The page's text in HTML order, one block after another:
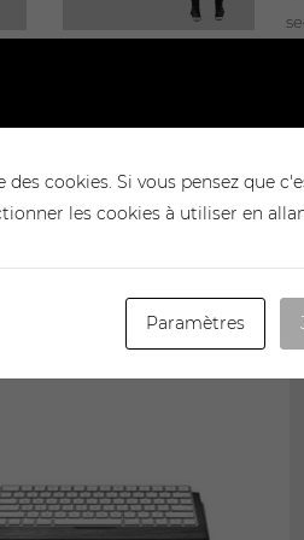
ADD TO CART
cookies. Si vous pensez que
les cookies à utiliser en
Paramètres